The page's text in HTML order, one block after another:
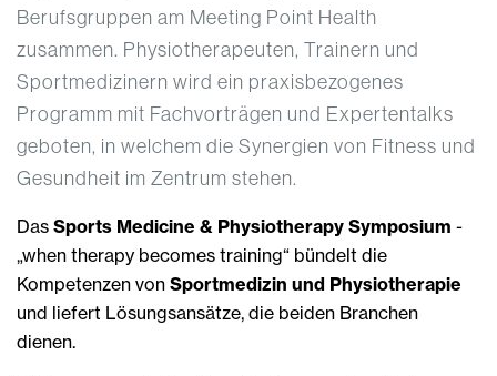
Berufsgruppen am Meeting Point Health
zusammen. Physiotherapeuten, Trainern und
Sportmedizinern wird ein praxisbezogenes
Programm mit Fachvorträgen und Expertentalks
geboten, in welchem die Synergien von Fitness und
Gesundheit im Zentrum stehen.
Das Sports Medicine & Physiotherapy Symposium -
„when therapy becomes training“ bündelt die
Kompetenzen von Sportmedizin und Physiotherapie
und liefert Lösungsansätze, die beiden Branchen
dienen.